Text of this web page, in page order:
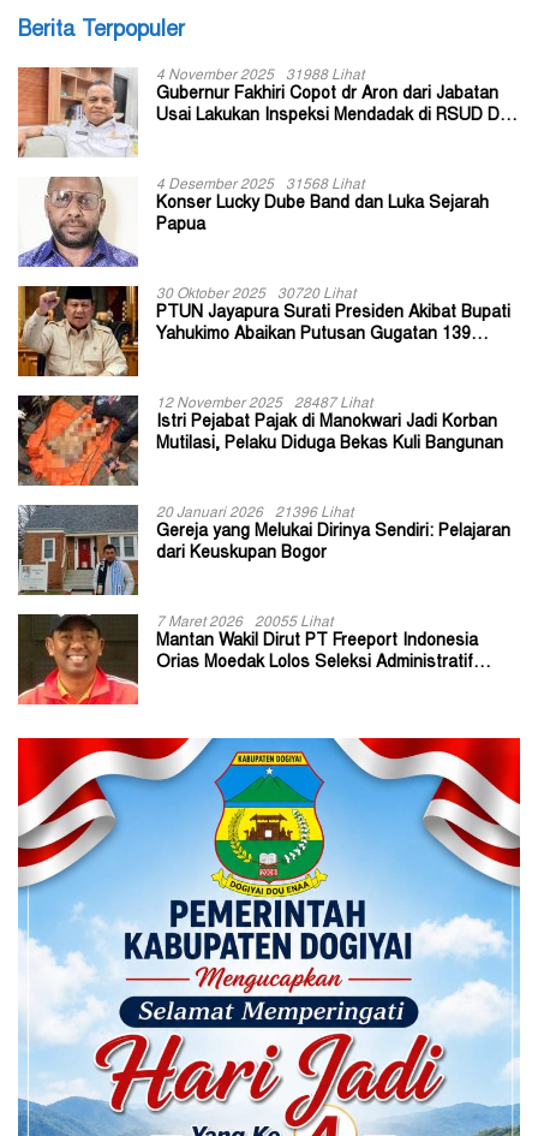
Berita Terpopuler
4 November 2025 31988 Lihat
Gubernur Fakhiri Copot dr Aron dari Jabatan
Usai Lakukan Inspeksi Mendadak di RSUD Dok
4 Desember 2025 31568 Lihat
Konser Lucky Dube Band dan Luka Sejarah
Papua
30 Oktober 2025 30720 Lihat
PTUN Jayapura Surati Presiden Akibat Bupati
Yahukimo Abaikan Putusan Gugatan 139
12 November 2025 28487 Lihat
Istri Pejabat Pajak di Manokwari Jadi Korban
Mutilasi, Pelaku Diduga Bekas Kuli Bangunan
20 Januari 2026 21396 Lihat
Gereja yang Melukai Dirinya Sendiri: Pelajaran
dari Keuskupan Bogor
7 Maret 2026 20055 Lihat
Mantan Wakil Dirut PT Freeport Indonesia
Orias Moedak Lolos Seleksi Administratif